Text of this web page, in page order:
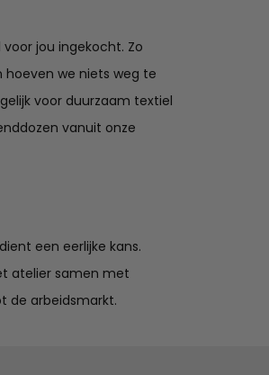
jou ingekocht. Zo
hoeven we niets weg te
voor duurzaam textiel
vanuit onze
een eerlijke kans.
atelier samen met
de arbeidsmarkt.